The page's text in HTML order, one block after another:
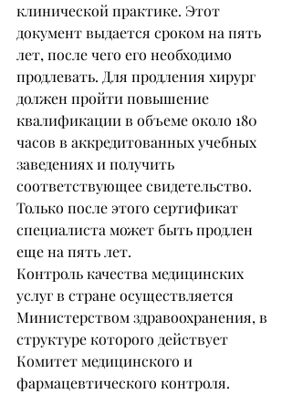
клинической практике. Этот
документ выдается сроком на пять
лет, после чего его необходимо
продлевать. Для продления хирург
должен пройти повышение
квалификации в объеме около 180
часов в аккредитованных учебных
заведениях и получить
соответствующее свидетельство.
Только после этого сертификат
специалиста может быть продлен
еще на пять лет.
Контроль качества медицинских
услуг в стране осуществляется
Министерством здравоохранения, в
структуре которого действует
Комитет медицинского и
фармацевтического контроля.